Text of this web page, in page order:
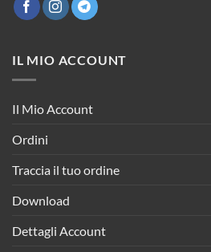
IL MIO ACCOUNT
Il Mio Account
Ordini
Traccia il tuo ordine
Download
Dettagli Account